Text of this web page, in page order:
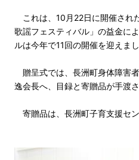
これは、10月22日に開催され
歌謡フェスティバル」の益金に
ルは今年で11回の開催を迎えまし
贈呈式では、長洲町身体障害
逸会長へ、目録と寄贈品が手渡さ
寄贈品は、長洲町子育支援セン